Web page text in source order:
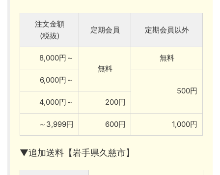
注文金額
(税抜)
定期会員 定期会員以外
8,000円～
無料
無料
6,000円～
500円
4,000円～
200円
～3,999円 600円 1,000円
▼追加送料【岩手県久慈市】